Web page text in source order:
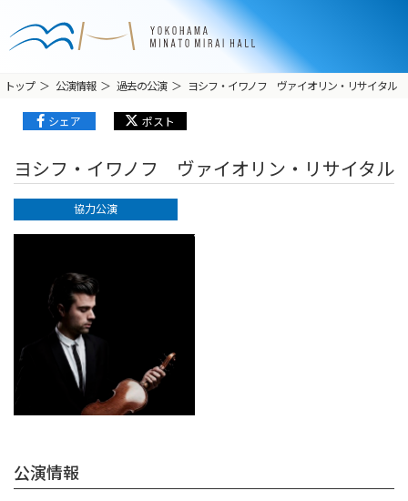
トップ 公演情報 過去の公演 ヨシフ・イワノフ ヴァイオリン・リサイタル
シェア ポスト
ヨシフ・イワノフ ヴァイオリン・リサイタル
協力公演
公演情報